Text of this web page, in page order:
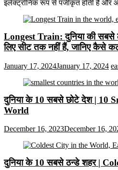
इलेक्ट्रॉनिक रूप से पंजीकृत होती है और
Longest Train: दुनिया की सबसे
लिए सीट तक ​​नहीं हैं, जानिए कैसे
January 17, 2024January 17, 2024
दुनिया के 10 सबसे छोटे देश | 10
World
December 16, 2023December 16,
दुनिया के 10 सबसे ठन्डे शहर |